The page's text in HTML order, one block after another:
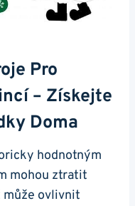
Pro
– Získejte
Doma
hodnotným
mohou ztratit
může ovlivnit